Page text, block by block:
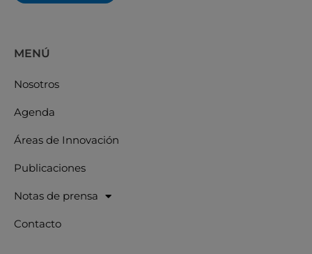
MENÚ
Nosotros
Agenda
Áreas de Innovación
Publicaciones
Notas de prensa
Contacto